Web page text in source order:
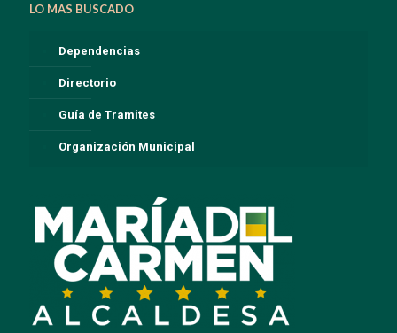
LO MAS BUSCADO
Dependencias
Directorio
Guía de Tramites
Organización Municipal